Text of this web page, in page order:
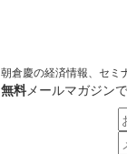
朝倉慶の経済情報、セミ
無料メールマガジン